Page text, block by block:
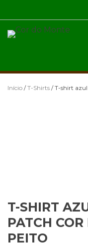
para
conteúdo
Cor do Monte
Vestuário de Caça
Início /T-Shirts / T-shirt
T-SHIRT
PATCH
PEITO